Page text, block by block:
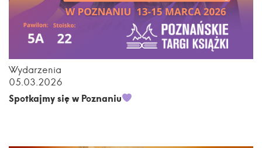
Wydarzenia
05.03.2026
Spotkajmy się w Poznaniu